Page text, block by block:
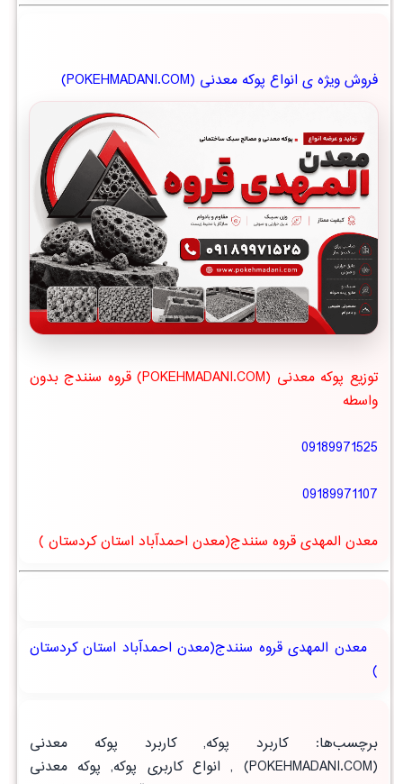
فروش ویژه ی انواع پوکه معدنی (POKEHMADANI.COM)
توزیع پوکه معدنی (POKEHMADANI.COM) قروه سنندج بدون
واسطه
09189971525
09189971107
معدن المهدی قروه سنندج(معدن احمدآباد استان کردستان )
معدن المهدی قروه سنندج(معدن احمدآباد استان کردستان
)
برچسب‌ها:کاربرد پوکه,کاربرد پوکه معدنی
(POKEHMADANI.COM)
, انواع کاربری پوکه, پوکه معدنی